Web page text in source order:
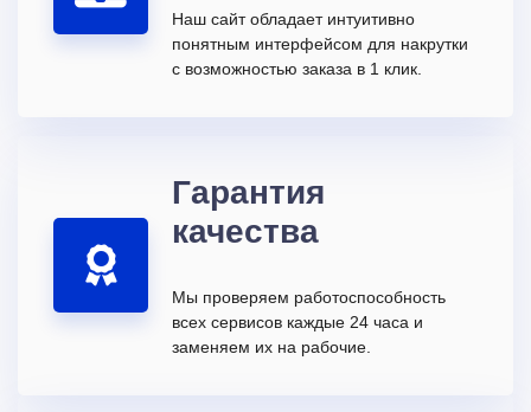
Наш сайт обладает интуитивно
понятным интерфейсом для накрутки
с возможностью заказа в 1 клик.
Гарантия
качества
Мы проверяем работоспособность
всех сервисов каждые 24 часа и
заменяем их на рабочие.